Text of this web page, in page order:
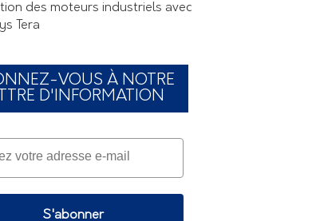
des moteurs industriels avec
Tera
VOUS À NOTRE
D'INFORMATION
S'abonner